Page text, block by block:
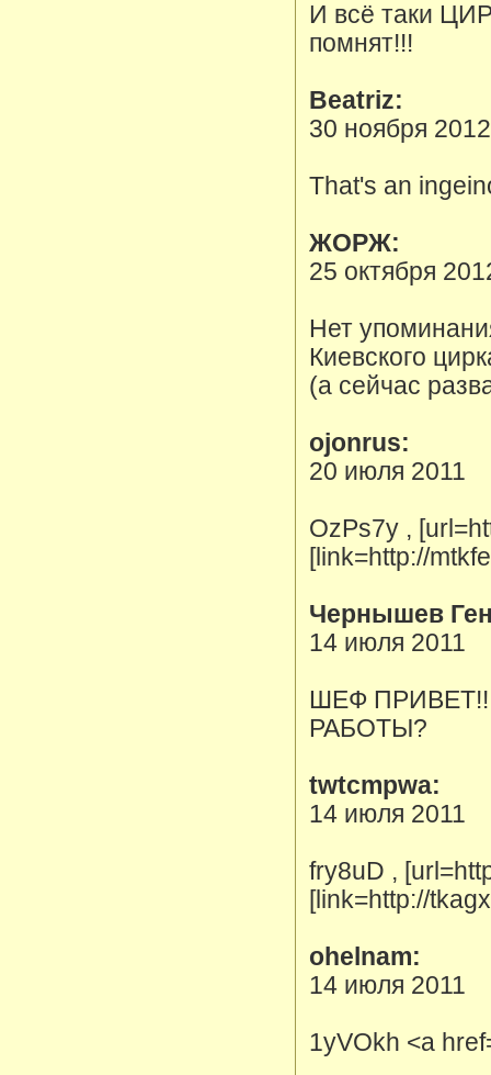
И всё таки
помнят!!!
Beatriz:
30 ноября 2012
That's an
ЖОРЖ:
25 октября
Нет
Киевского
(а сейчас
ojonrus:
20 июля 2011
OzPs7y ,
[link=http://
Чернышев
14 июля 2011
ШЕФ
РАБОТЫ?
twtcmpwa:
14 июля 2011
fry8uD ,
[link=http://
ohelnam:
14 июля 2011
1yVOkh <a